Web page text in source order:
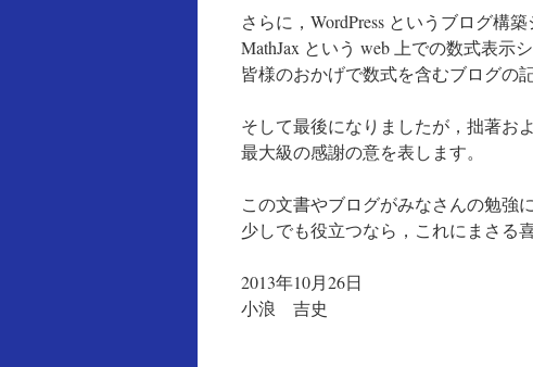
さらに，WordPress というブログ構
MathJax という web 上での数式表示
皆様のおかげで数式を含むブログの
そして最後になりましたが，拙著お
最大級の感謝の意を表します。
この文書やブログがみなさんの勉強
少しでも役立つなら，これにまさる
2013年10月26日
小浪 吉史